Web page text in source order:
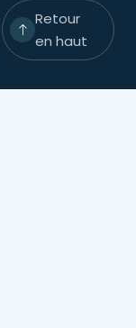
Retour
en haut